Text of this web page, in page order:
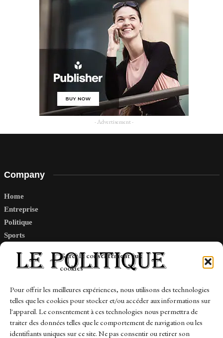
Gérer le consentement aux
cookies
Pour offrir les meilleures expériences, nous utilisons des technologies
telles que les cookies pour stocker et/ou accéder aux informations sur
l'appareil. Le consentement à ces technologies nous permettra de
traiter des données telles que le comportement de navigation ou les
identifiants uniques sur ce site. Ne pas consentir ou retirer son
- Advertisement -
Company
Home
Entreprise
Politique
Sports
Links
Contact